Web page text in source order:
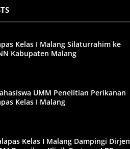
Kelas I Malang Silaturrahim ke
Kabupaten Malang
UMM Penelitian Perikanan
Kelas I Malang
Kelas I Malang Dampingi Dirjen